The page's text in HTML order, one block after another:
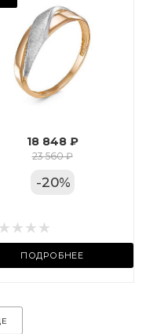
18 848 ₽
23 560 ₽
-20%
ПОДРОБНЕЕ